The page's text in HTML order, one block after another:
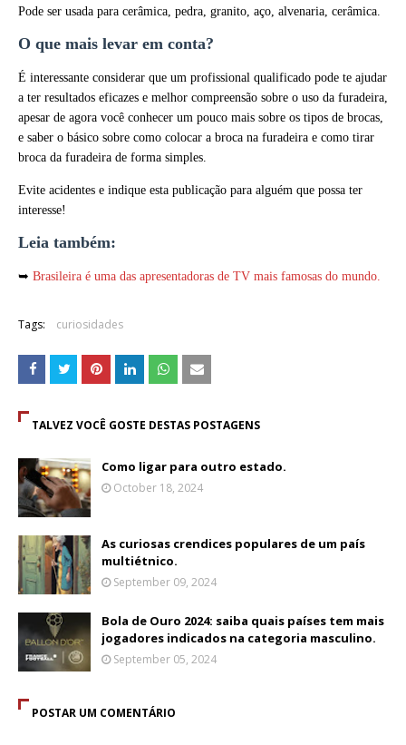
Pode ser usada para cerâmica, pedra, granito, aço, alvenaria, cerâmica.
O que mais levar em conta?
É interessante considerar que um profissional qualificado pode te ajudar
a ter resultados eficazes e melhor compreensão sobre o uso da furadeira,
apesar de agora você conhecer um pouco mais sobre os tipos de brocas,
e saber o básico sobre como colocar a broca na furadeira e como tirar
broca da furadeira de forma simples.
Evite acidentes e indique esta publicação para alguém que possa ter
interesse!
Leia também:
➥ Brasileira é uma das apresentadoras de TV mais famosas do mundo.
Tags: curiosidades
TALVEZ VOCÊ GOSTE DESTAS POSTAGENS
Como ligar para outro estado.
October 18, 2024
As curiosas crendices populares de um país
multiétnico.
September 09, 2024
Bola de Ouro 2024: saiba quais países tem mais
jogadores indicados na categoria masculino.
September 05, 2024
POSTAR UM COMENTÁRIO